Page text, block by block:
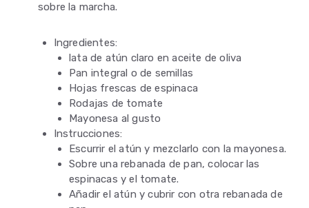
sobre la marcha.
Ingredientes:
lata de atún claro en aceite de oliva
Pan integral o de semillas
Hojas frescas de espinaca
Rodajas de tomate
Mayonesa al gusto
Instrucciones:
Escurrir el atún y mezclarlo con la mayonesa.
Sobre una rebanada de pan, colocar las
espinacas y el tomate.
Añadir el atún y cubrir con otra rebanada de